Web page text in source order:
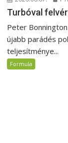
Turbóval
Peter
újabb parádés
teljesítménye...
Formula